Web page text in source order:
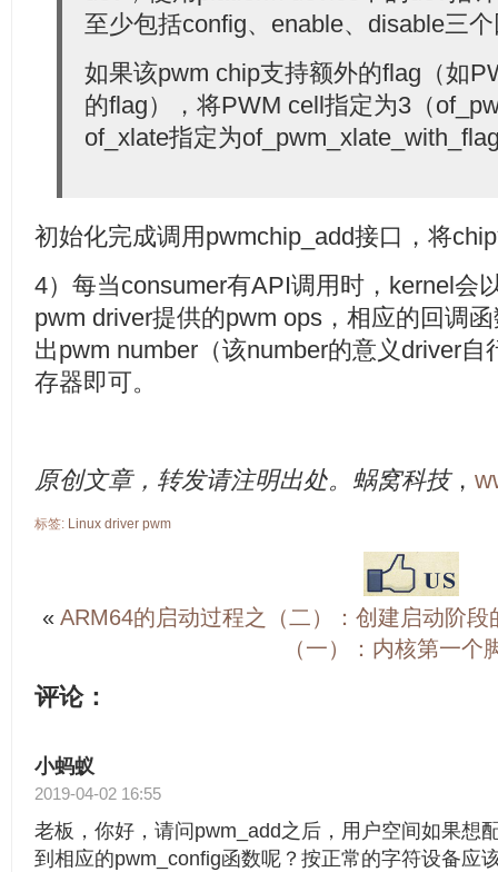
至少包括config、enable、disable三
如果该pwm chip支持额外的flag（如
的flag），将PWM cell指定为3（
of_xlate指定为
初始化完成调用pwmchip_add接口，将
4）每当consumer有API调用时，kernel会
pwm driver提供的pwm ops，相应的回调
出pwm number（该number的意义driver
存器即可。
原创文章，转发请注明出处。蜗窝科技，
标签: Linux driver pwm
« ARM64的启动过程之（二）：创建启动阶段
（一）：内核第一个
评论：
小蚂蚁
2019-04-02 16:55
老板，你好，请问pwm_add之后，用户空间如果想
到相应的pwm_config函数呢？按正常的字符设备应